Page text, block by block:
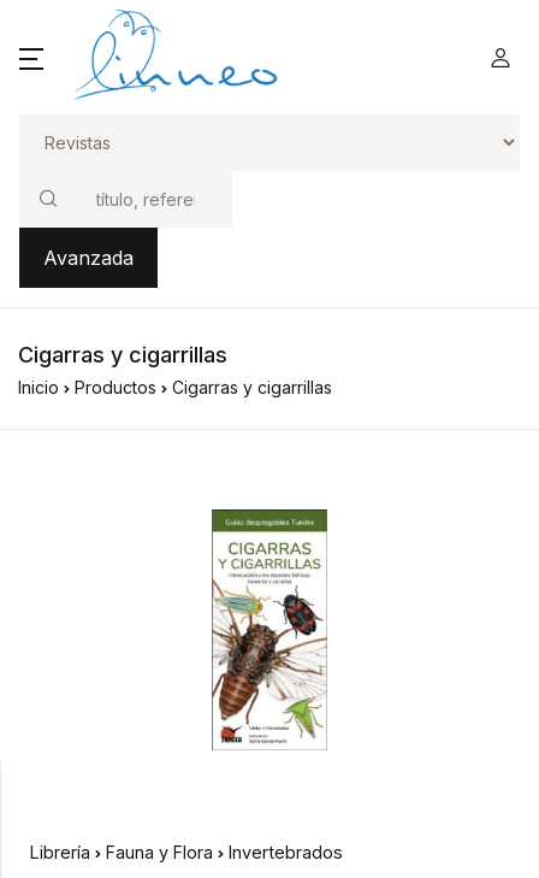
Buscar
Avanzada
Cigarras y cigarrillas
Inicio Productos Cigarras y cigarrillas
Librería Fauna y Flora Invertebrados